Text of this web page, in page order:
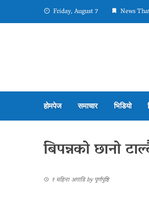
Friday, August 7 News
होमपेज समाचार भिडियो
बिपन्नको छानो
१ महिना अगाडिbyपूर्णपुष्टि